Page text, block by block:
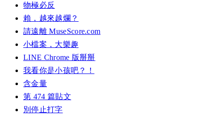
物極必反
賴，越來越爛？
請遠離 MuseScore.com
小檔案，大樂趣
LINE Chrome 版掰掰
我看你是小孩吧？！
含金量
第 474 篇貼文
別停止打字